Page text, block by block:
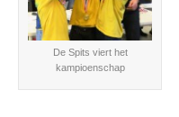
De Spits viert het
kampioenschap